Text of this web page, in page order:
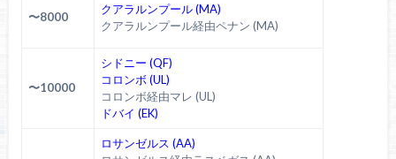
〜8000
クアラルンプール (MA)
クアラルンプール経由ペナン (MA)
〜10000
シドニー (QF)
コロンボ (UL)
コロンボ経由マレ (UL)
ドバイ (EK)
ロサンゼルス (AA)